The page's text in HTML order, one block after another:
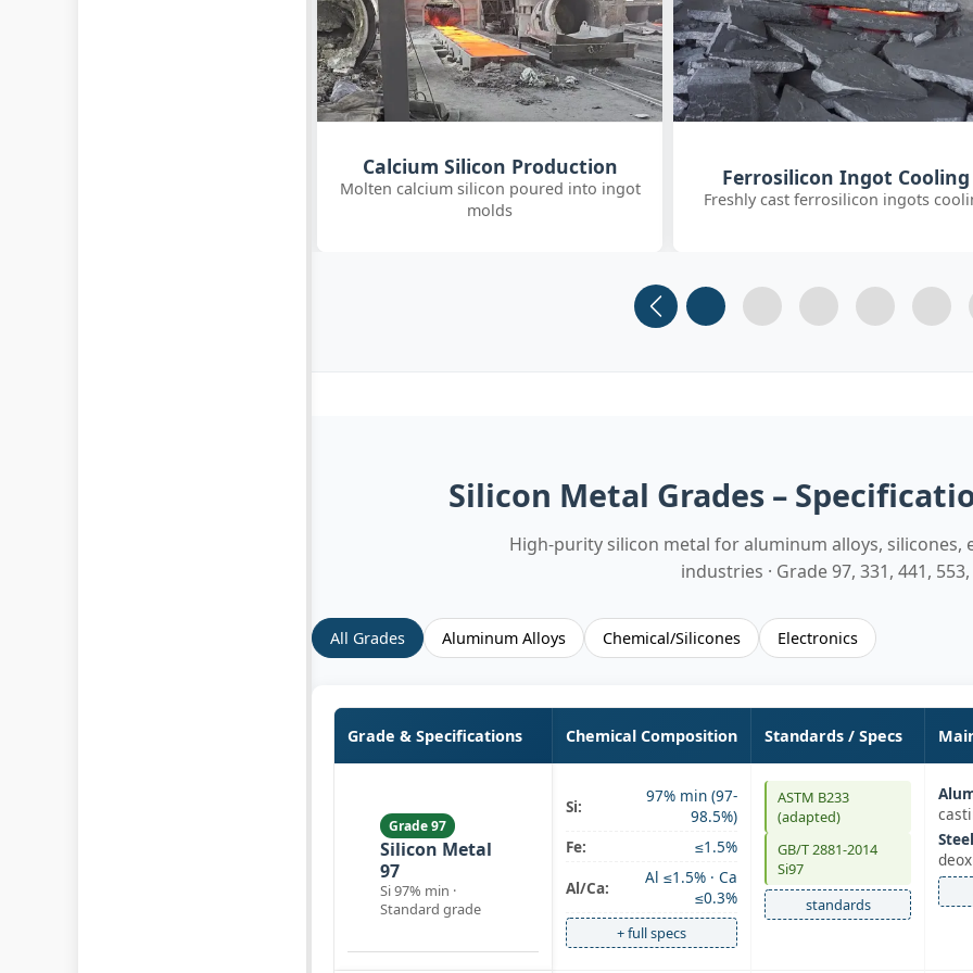
Ferrosilicon Ingot Cooling
Freshly cast ferrosilicon ingots cooling
Customer Quality Check
International clients inspecting FeSi
inoculant
Slide 1 Slide 2 (current)
Slide 3 Slide 4 Slide 5
Silicon Metal Grades –
High-purity silicon metal for aluminum alloys, silicones,
industries · Grade 97, 331, 441, 553,
All Grades Aluminum Alloys Chemical/Silicones Electronics
Grade & Specifications Chemical Composition Standards / Specs
Grade 97
Silicon Metal
97
Si 97% min ·
Standard grade
Si:
97% min (97-
98.5%)
Fe:
≤1.5%
Al/Ca:
Al ≤1.5% · Ca
≤0.3%
+ full specs
ASTM B233
(adapted)
GB/T 2881-2014
Si97
standards